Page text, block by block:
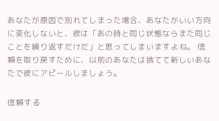
あなたが原因で別れてしまった場合、あなたがいい方向
に変化しないと、彼は「あの時と同じ状態ならまた同じ
ことを繰り返すだけだ」と思ってしまいますよね。 信
頼を取り戻すために、以前のあなたは捨てて新しいあな
たで彼にアピールしましょう。
信頼する